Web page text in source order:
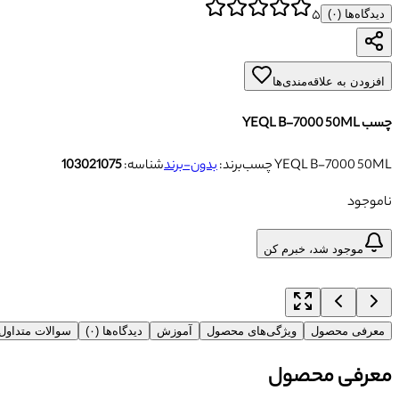
دیدگاه‌ها (۰) ۵
افزودن به علاقه‌مندی‌ها
چسب YEQL B-7000 50ML
چسب YEQL B-7000 50ML
برند:بدون-برندشناسه:103021075
ناموجود
موجود شد، خبرم کن
معرفی محصول ویژگی‌های محصول آموزش دیدگاه‌ها (۰) سوالات
معرفی محصول